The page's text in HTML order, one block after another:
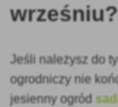
wrześniu?
Jeśli należysz do
ogrodniczy nie
jesienny ogród